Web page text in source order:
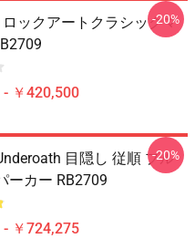
ロックアートクラシックマ
- ￥420,500
-20%
目隠し 従順 プル
ーカー RB2709
- ￥724,275
-20%